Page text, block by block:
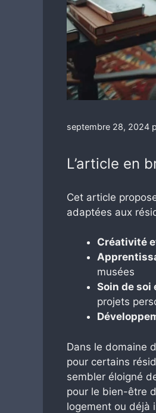
septembre 28, 2024
L’article en
Cet article
adaptées aux
Créativité
musées
Soin de soi
projets
Dans le domaine
pour certains
sembler éloigné
pour le bien-être
logement ou déjà